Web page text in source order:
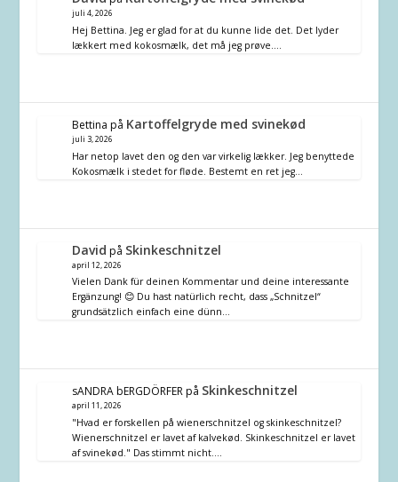
juli 4, 2026
Hej Bettina. Jeg er glad for at du kunne lide det. Det lyder
lækkert med kokosmælk, det må jeg prøve.…
Bettina på Kartoffelgryde med svinekød
juli 3, 2026
Har netop lavet den og den var virkelig lækker. Jeg benyttede
Kokosmælk i stedet for fløde. Bestemt en ret jeg…
David på Skinkeschnitzel
april 12, 2026
Vielen Dank für deinen Kommentar und deine interessante
Ergänzung! 😊 Du hast natürlich recht, dass „Schnitzel“
grundsätzlich einfach eine dünn…
sANDRA bERGDÖRFERpå Skinkeschnitzel
april 11, 2026
"Hvad er forskellen på wienerschnitzel og skinkeschnitzel?
Wienerschnitzel er lavet af kalvekød. Skinkeschnitzel er lavet
af svinekød." Das stimmt nicht.…